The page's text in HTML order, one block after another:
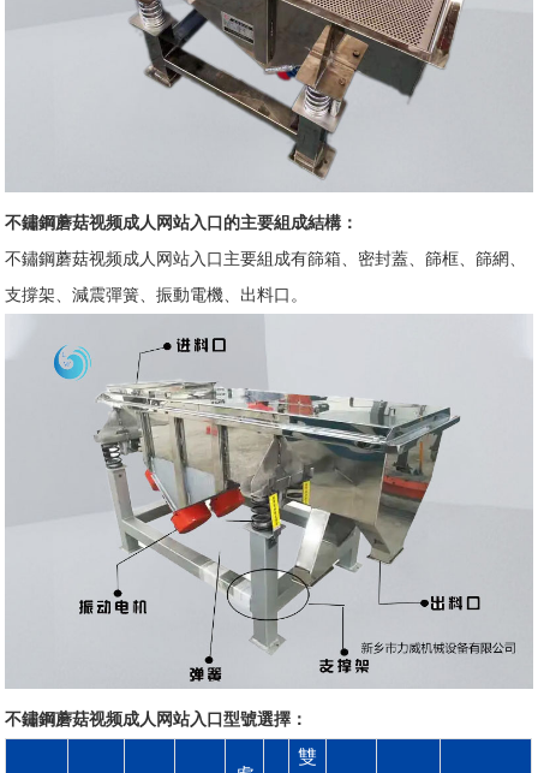
不鏽鋼蘑菇视频成人网站入口的主要組成結構：
不鏽鋼蘑菇视频成人网站入口主要組成有篩箱、密封蓋、篩框、篩網、
支撐架、減震彈簧、振動電機、出料口。
不鏽鋼蘑菇视频成人网站入口型號選擇：
雙